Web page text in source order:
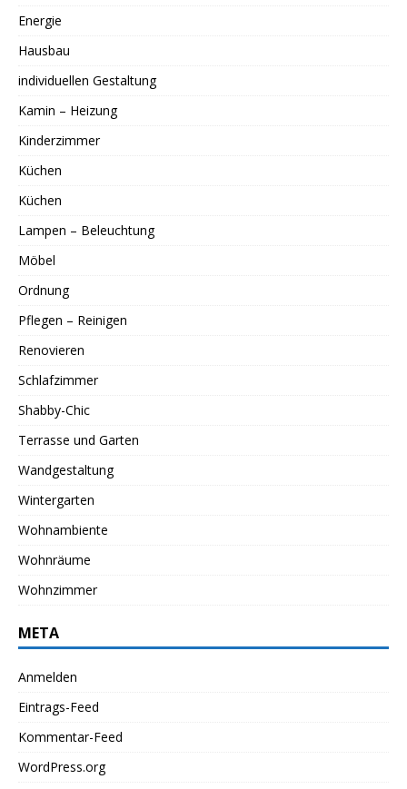
Energie
Hausbau
individuellen Gestaltung
Kamin – Heizung
Kinderzimmer
Küchen
Küchen
Lampen – Beleuchtung
Möbel
Ordnung
Pflegen – Reinigen
Renovieren
Schlafzimmer
Shabby-Chic
Terrasse und Garten
Wandgestaltung
Wintergarten
Wohnambiente
Wohnräume
Wohnzimmer
META
Anmelden
Eintrags-Feed
Kommentar-Feed
WordPress.org